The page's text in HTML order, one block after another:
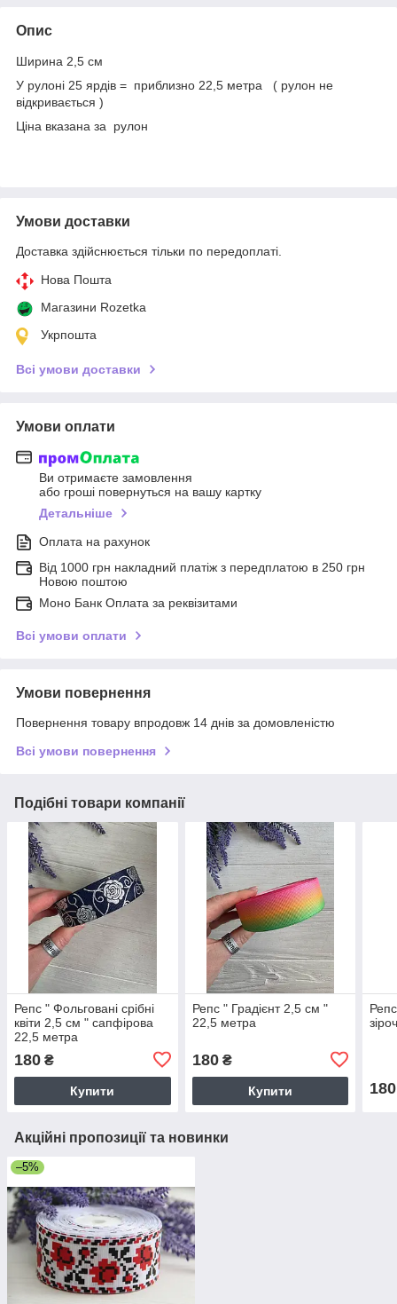
Опис
Ширина 2,5 см
У рулоні 25 ярдів = приблизно 22,5 метра ( рулон не
відкривається )
Ціна вказана за рулон
Умови доставки
Доставка здійснюється тільки по передоплаті.
Нова Пошта
Магазини Rozetka
Укрпошта
Всі умови доставки
Умови оплати
Ви отримаєте замовлення
або гроші повернуться на вашу картку
Детальніше
Оплата на рахунок
Від 1000 грн накладний платіж з передплатою в 250 грн
Новою поштою
Моно Банк Оплата за реквізитами
Всі умови оплати
Умови повернення
Повернення товару впродовж 14 днів за домовленістю
Всі умови повернення
Подібні товари компанії
Репс " Фольговані срібні
квіти 2,5 см " сапфірова
22,5 метра
180 ₴
Купити
Репс " Градієнт 2,5 см "
22,5 метра
180₴
Купити 180
Акційні пропозиції та новинки
–5%